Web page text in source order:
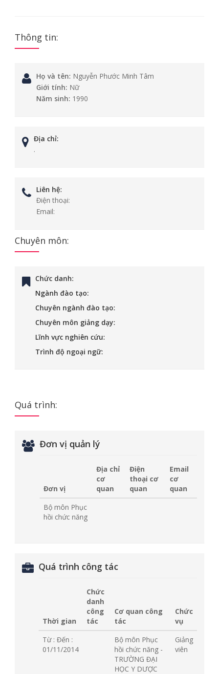
Thông tin:
Họ và tên: Nguyễn Phước Minh Tâm
Giới tính: Nữ
Năm sinh: 1990
Địa chỉ:
.
Liên hệ:
Điện thoại:
Email:
Chuyên môn:
Chức danh:
Ngành đào tạo:
Chuyên ngành đào tạo:
Chuyên môn giảng dạy:
Lĩnh vực nghiên cứu:
Trình độ ngoại ngữ:
Quá trình:
Đơn vị quản lý
Đơn vị
Địa chỉ
cơ
quan
Điện
thoại cơ
quan
Email
cơ
quan
Bộ môn Phục
hồi chức năng
Quá trình công tác
Thời gian
Chức
danh
công
tác
Cơ quan công
tác
Chức
vụ
Từ : Đến :
01/11/2014
Bộ môn Phục
hồi chức năng -
TRƯỜNG ĐẠI
HỌC Y DƯỢC
Giảng
viên